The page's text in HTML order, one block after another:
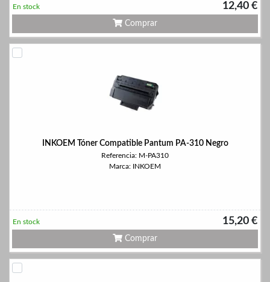
12,40 €
En stock
Comprar
INKOEM Tóner Compatible Pantum PA-310 Negro
Referencia: M-PA310
Marca: INKOEM
15,20 €
En stock
Comprar